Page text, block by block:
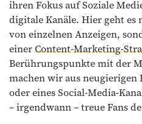
ihren Fokus auf Soziale
digitale Kanäle. Hier geht es
von einzelnen Anzeigen,
einerContent-Marketing-
Berührungspunkte mit der
machen wir aus neugierigen
oder eines Social-Media-
– irgendwann – treue Fans